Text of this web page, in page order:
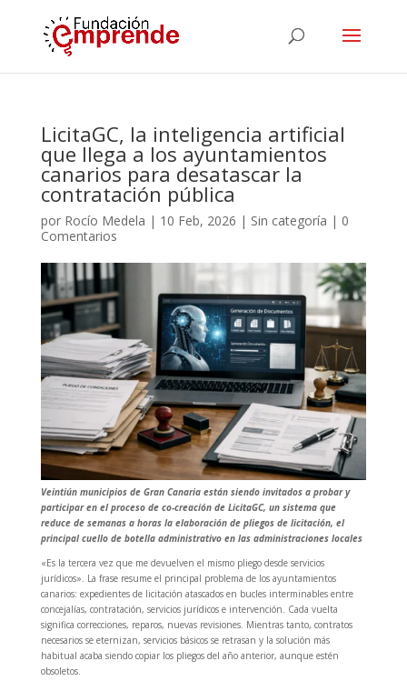
LicitaGC, la inteligencia artificial
que llega a los ayuntamientos
canarios para desatascar la
contratación pública
por Rocío Medela | 10 Feb, 2026 | Sin categoría | 0
Comentarios
Veintiún municipios de Gran Canaria están siendo invitados a probar y
participar en el proceso de co-creación de LicitaGC, un sistema que
reduce de semanas a horas la elaboración de pliegos de licitación, el
principal cuello de botella administrativo en las administraciones locales
«Es la tercera vez que me devuelven el mismo pliego desde servicios
jurídicos». La frase resume el principal problema de los ayuntamientos
canarios: expedientes de licitación atascados en bucles interminables entre
concejalías, contratación, servicios jurídicos e intervención. Cada vuelta
significa correcciones, reparos, nuevas revisiones. Mientras tanto, contratos
necesarios se eternizan, servicios básicos se retrasan y la solución más
habitual acaba siendo copiar los pliegos del año anterior, aunque estén
obsoletos.